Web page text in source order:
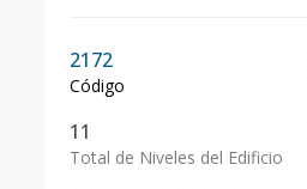
2172
Código
11
Total de Niveles del Edificio